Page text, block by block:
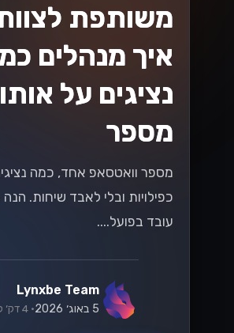
משותפת
איך מנהלים
נציגים על אותו
מספר
מספר וואטסאפ אחד, כמה
כפילויות ובלי לאבד שיחות. הנה
עובד בפועל....
Lynxbe Team
5 באוג׳ 2026 • 4 דק׳ קריאה